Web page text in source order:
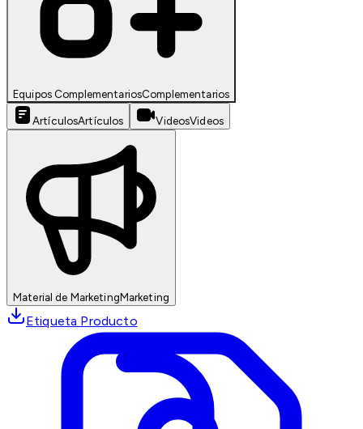
Equipos ComplementariosComplementarios
ArtículosArtículos VideosVideos
Material de MarketingMarketing
Etiqueta Producto